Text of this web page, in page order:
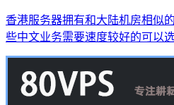
香港服务器拥有和大陆机房相似
些中文业务需要速度较好的可以